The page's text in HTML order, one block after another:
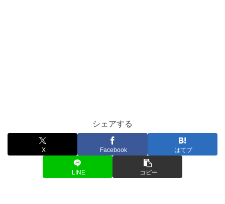
シェアする
X Facebook はてブ
LINE コピー